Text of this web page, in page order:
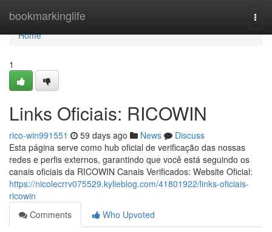
bookmarkinglife
Home
Home
1
Links Oficiais: RICOWIN
rico-win991551 59 days ago News
Discuss
Esta página serve como hub oficial de verificação das nossas
redes e perfis externos, garantindo que você está seguindo os
canais oficiais da RICOWIN Canais Verificados: Website Oficial:
https://nicolecrrv075529.kylieblog.com/41801922/links-oficiais-
ricowin
Comments
Who Upvoted